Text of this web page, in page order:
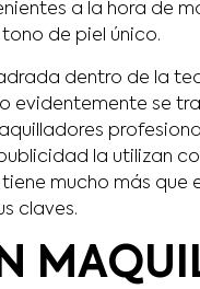
a la hora de
de piel único.
dentro de la
evidentemente se
la utilizan
mucho más que
claves.